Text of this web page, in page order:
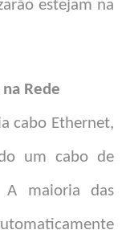
estejam na
Rede
cabo Ethernet,
um cabo de
maioria das